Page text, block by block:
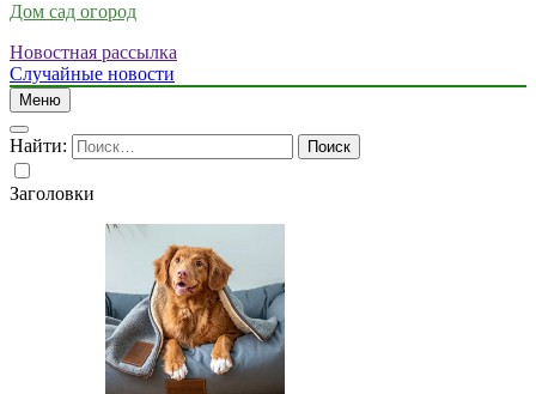
Дом сад огород
Новостная рассылка
Случайные новости
Меню
Найти:
Заголовки